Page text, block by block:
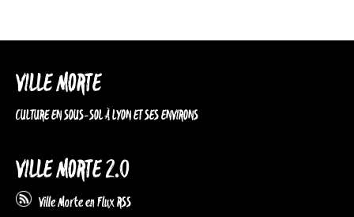
VILLE MORTE
CULTURE EN SOUS-SOL À LYON ET SES ENVIRONS
VILLE MORTE 2.0
Ville Morte en Flux RSS